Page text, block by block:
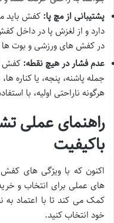
پشتیبانی از مچ پا: کفش باید
دارد و از لغزش پا در داخل
در کفش های ورزشی و بوت ها
عدم فشار در هیچ نقطه: کفش
جمله پاشنه، پنجه، یا کناره
هرگونه ناراحتی اولیه، با
راهنمای
باکیفیت
اکنون که با ویژگی های کفش
های عملی برای انتخاب و
کمک می کند تا با اعتماد به
خود انتخاب کنید.